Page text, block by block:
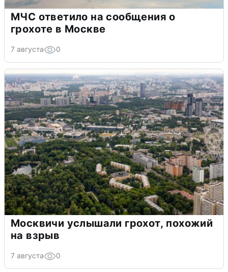
МЧС ответило на сообщения о
грохоте в Москве
7 августа 0
Москвичи услышали грохот, похожий
на взрыв
7 августа 0